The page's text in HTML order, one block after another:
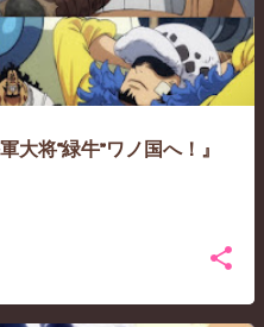
将“緑牛”ワノ国へ！』